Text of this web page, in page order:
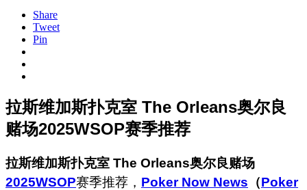
Share
Tweet
Pin
拉斯维加斯扑克室 The Orleans奥尔良
赌场2025WSOP赛季推荐
拉斯维加斯扑克室 The Orleans奥尔良赌场
2025WSOP赛季推荐， Poker Now News （Poker